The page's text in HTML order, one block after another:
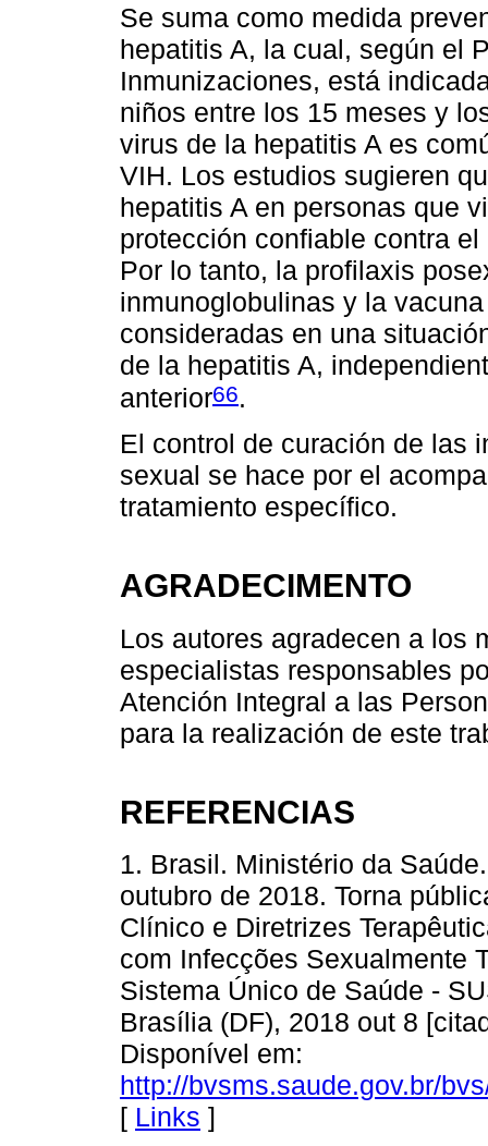
Se suma como medida
hepatitis A, la cual, según el
Inmunizaciones, está
niños entre los 15 meses y
virus de la hepatitis A es
VIH. Los estudios sugieren
hepatitis A en personas que
protección confiable contra
Por lo tanto, la profilaxis
inmunoglobulinas y la
consideradas en una
de la hepatitis A,
anterior66.
El control de curación de las
sexual se hace por el
tratamiento específico.
AGRADECIMENTO
Los autores agradecen a los
especialistas responsables
Atención Integral a las
para la realización de este
REFERENCIAS
1. Brasil. Ministério da
outubro de 2018. Torna
Clínico e Diretrizes
com Infecções Sexualmente
Sistema Único de Saúde -
Brasília (DF), 2018 out 8
Disponível em:
http://bvsms.saude.gov.br/
[ Links ]